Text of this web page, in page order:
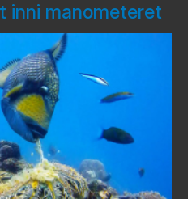
inni manometeret